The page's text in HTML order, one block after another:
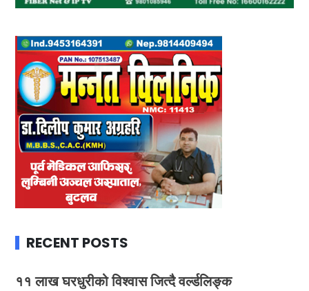
RECENT POSTS
११ लाख घरधुरीको विश्वास जित्दै वर्ल्डलिङ्क